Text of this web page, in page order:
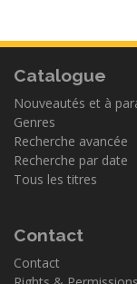
Catalogue
Nouveautés et à
Genres
Recherche avancée
Recherche par date
Tous les titres
Contact
Contact